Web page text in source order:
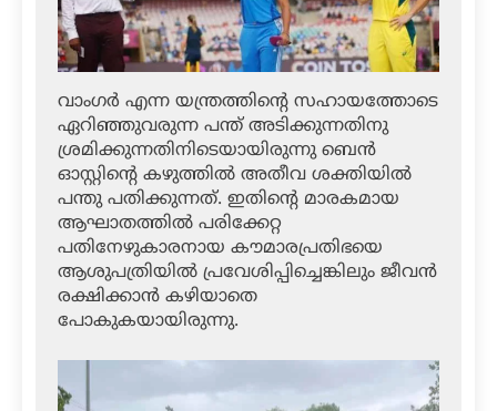
വാംഗര്‍ എന്ന യന്ത്രത്തിന്റെ സഹായത്തോടെ
ഏറിഞ്ഞുവരുന്ന പന്ത് അടിക്കുന്നതിനു
ശ്രമിക്കുന്നതിനിടെയായിരുന്നു ബെന്‍
ഓസ്റ്റിന്റെ കഴുത്തില്‍ അതീവ ശക്തിയില്‍
പന്തു പതിക്കുന്നത്. ഇതിന്റെ മാരകമായ
ആഘാതത്തില്‍ പരിക്കേറ്റ
പതിനേഴുകാരനായ കൗമാരപ്രതിഭയെ
ആശുപത്രിയില്‍ പ്രവേശിപ്പിച്ചെങ്കിലും ജീവന്‍
രക്ഷിക്കാന്‍ കഴിയാതെ
പോകുകയായിരുന്നു.